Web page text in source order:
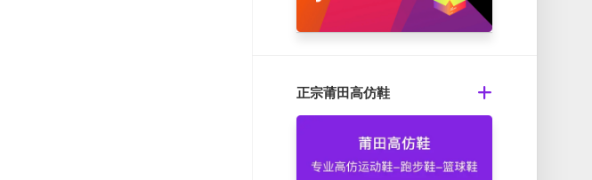
正宗莆田高仿鞋